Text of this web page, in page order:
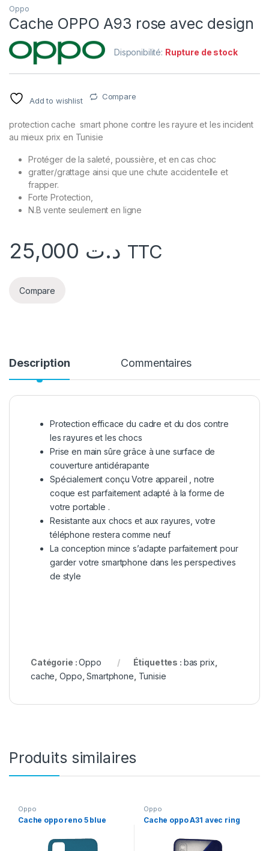
Oppo
Cache OPPO A93 rose avec design
Disponibilité: Rupture de stock
Add to wishlist Compare
protection cache smart phone contre les rayure et les incident
au mieux prix en Tunisie
Protéger de la saleté, poussière, et en cas choc
gratter/grattage ainsi que une chute accidentelle et
frapper.
Forte Protection,
N.B vente seulement en ligne
د.ت TTC
Compare
Description Commentaires
Protection efficace du cadre et du dos contre
les rayures et les chocs
Prise en main sûre grâce à une surface de
couverture antidérapante
Spécialement conçu Votre appareil , notre
coque est parfaitement adapté à la forme de
votre portable .
Resistante aux chocs et aux rayures, votre
téléphone restera comme neuf
La conception mince s’adapte parfaitement pour
garder votre smartphone dans les perspectives
de style
Catégorie :Oppo Étiquettes : bas prix
cache ,Oppo ,Smartphone Tunisie
Produits similaires
Oppo
Cache oppo reno 5 blue
Oppo
Cache oppo A31 avec ring